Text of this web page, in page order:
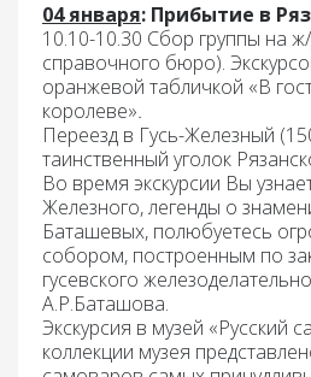
04 января: Прибытие в
10.10-10.30 Сбор группы на
справочного бюро).
оранжевой табличкой «В
королеве».
Переезд в Гусь-Железный
таинственный уголок
Во время экскурсии Вы
Железного, легенды о
Баташевых, полюбуетесь
собором, построенным по
гусевского
А.Р.Баташова.
Экскурсия в музей «Русский
коллекции музея